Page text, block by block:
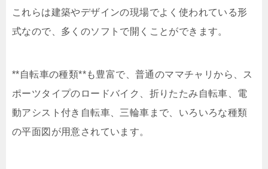
これらは建築やデザインの現場でよく使われている形
式なので、多くのソフトで開くことができます。
**自転車の種類**も豊富で、普通のママチャリから、ス
ポーツタイプのロードバイク、折りたたみ自転車、電
動アシスト付き自転車、三輪車まで、いろいろな種類
の平面図が用意されています。